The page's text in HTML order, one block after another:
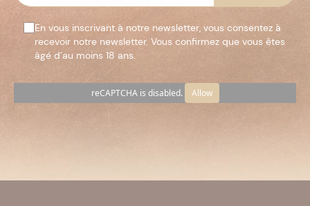
En vous inscrivant à notre newsletter, vous consentez à
recevoir notre newsletter. Vous confirmez que vous êtes
âgé d’au moins 18 ans.
reCAPTCHA is disabled. Allow
vide.